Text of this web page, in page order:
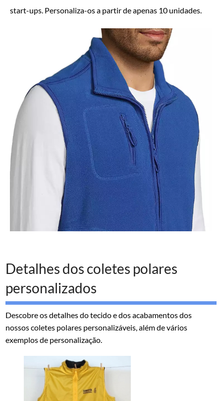
start-ups. Personaliza-os a partir de apenas 10 unidades.
Detalhes dos coletes polares
personalizados
Descobre os detalhes do tecido e dos acabamentos dos
nossos coletes polares personalizáveis, além de vários
exemplos de personalização.